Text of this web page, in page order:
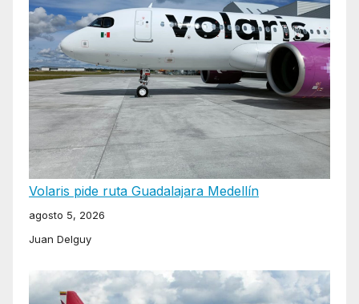
Volaris pide ruta Guadalajara Medellín
agosto 5, 2026
Juan Delguy